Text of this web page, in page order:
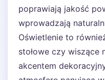
poprawiają jakość
wprowadzają
Oświetlenie to
stołowe czy wiszące
akcentem